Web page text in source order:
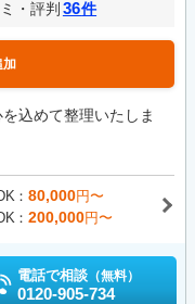
・評判 36件
加
込めて整理いたしま
80,000円〜
200,000円〜
電話で相談 （無料）
0120-905-734